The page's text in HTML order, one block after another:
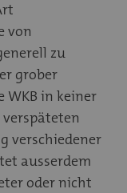
von
zu
grober
in keiner
verschiedener
ausserdem
oder nicht